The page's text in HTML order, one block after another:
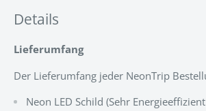
Details
Lieferumfang
Der Lieferumfang jeder NeonTrip
Neon LED Schild (Sehr